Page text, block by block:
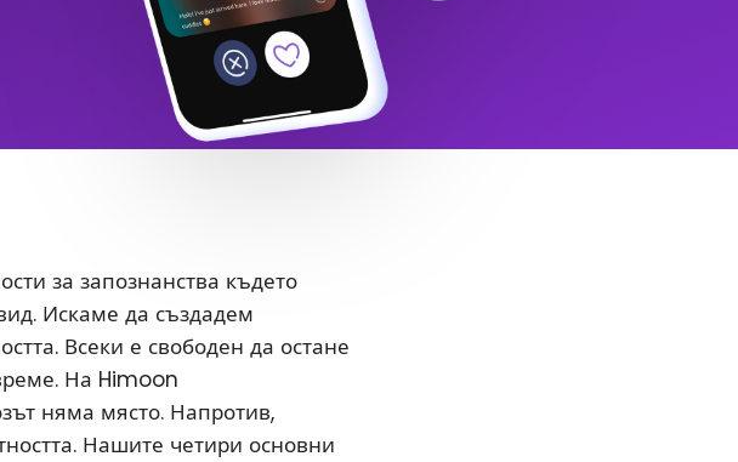
за запознанства където
Искаме да създадем
Всеки е свободен да остане
На Himoon
няма място. Напротив,
Нашите четири основни